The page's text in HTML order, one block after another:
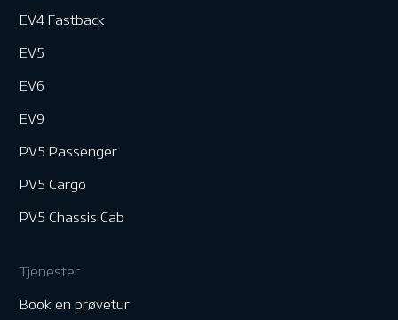
EV4 Fastback
EV5
EV6
EV9
PV5 Passenger
PV5 Cargo
PV5 Chassis Cab
Tjenester
Book en prøvetur